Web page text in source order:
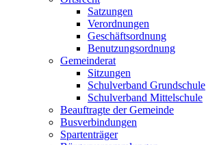
Satzungen
Verordnungen
Geschäftsordnung
Benutzungsordnung
Gemeinderat
Sitzungen
Schulverband Grundschule
Schulverband Mittelschule
Beauftragte der Gemeinde
Busverbindungen
Spartenträger